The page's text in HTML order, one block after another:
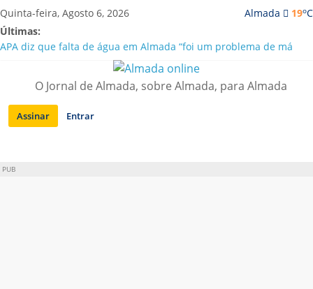
Saltar
para
conteúdo
Almada 19oC
Quinta-feira, Agosto 6, 2026
Últimas:
APA diz que falta de água em Almada “foi um problema de má
Laranjeiro | Cultura pop asiática invade a Casa Amarela
Ponte 25 de Abril celebra 60 anos com programa cultural entre
Lisboa e Almada
Situação de alerta em Almada renovada até final de Agosto
O Jornal de Almada, sobre Almada, para Almada
Assinar Entrar
PUB